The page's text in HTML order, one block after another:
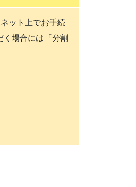
ット上でお手続
場合には「分割